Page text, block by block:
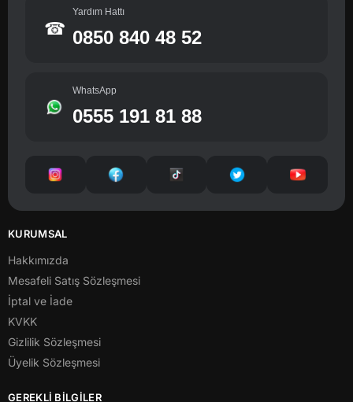
☎
Yardım Hattı
0850 840 48 52
WhatsApp
0555 191 81 88
KURUMSAL
Hakkımızda
Mesafeli Satış Sözleşmesi
İptal ve İade
KVKK
Gizlilik Sözleşmesi
Üyelik Sözleşmesi
GEREKLİ BİLGİLER